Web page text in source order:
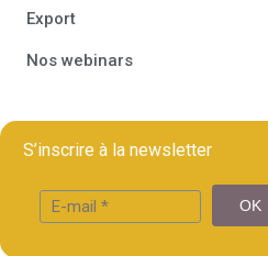
Export
Nos webinars
S’inscrire à la newsletter